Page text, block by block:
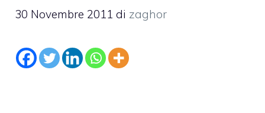
30 Novembre 2011 di zaghor